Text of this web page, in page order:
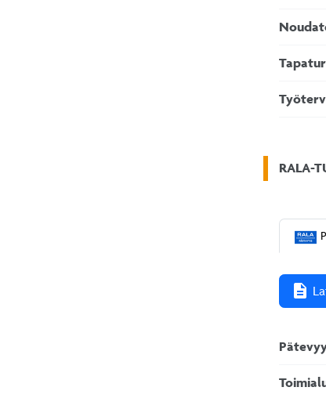
RALA-
description